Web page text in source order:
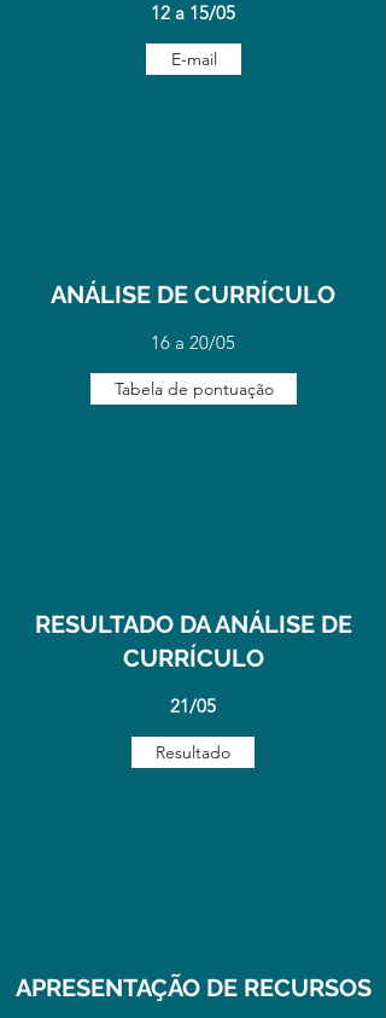
12 a 15/05
E-mail
ANÁLISE DE CURRÍCULO
16 a 20/05
Tabela de pontuação
RESULTADO DA ANÁLISE DE
CURRÍCULO
21/05
Resultado
APRESENTAÇÃO DE RECURSOS